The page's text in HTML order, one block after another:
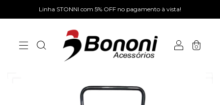
Linha STONNI com 5% OFF no pagamento à vista!
0